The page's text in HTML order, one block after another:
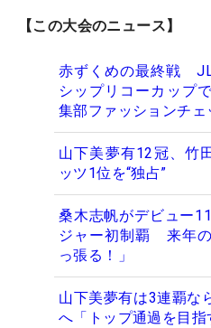
【この大会のニュース】
赤ずくめの最終戦
シップリコーカップ
集部ファッションチェ
山下美夢有12冠、
ッツ1位を“独占”
桑木志帆がデビュー
ジャー初制覇 来年
っ張る！」
山下美夢有は3連覇
へ「トップ通過を目指